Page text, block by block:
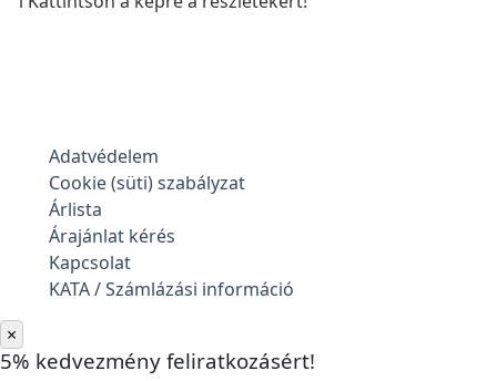
Adatvédelem
Cookie (süti) szabályzat
Árlista
Árajánlat kérés
Kapcsolat
KATA / Számlázási információ
×
5% kedvezmény feliratkozásért!